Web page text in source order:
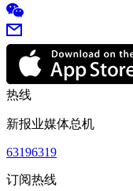
热线
新报业媒体总机
63196319
订阅热线